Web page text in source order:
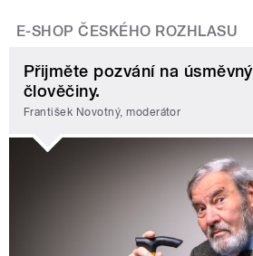
E-SHOP ČESKÉHO ROZHLASU
Přijměte pozvání na
člověčiny.
František Novotný, moderátor